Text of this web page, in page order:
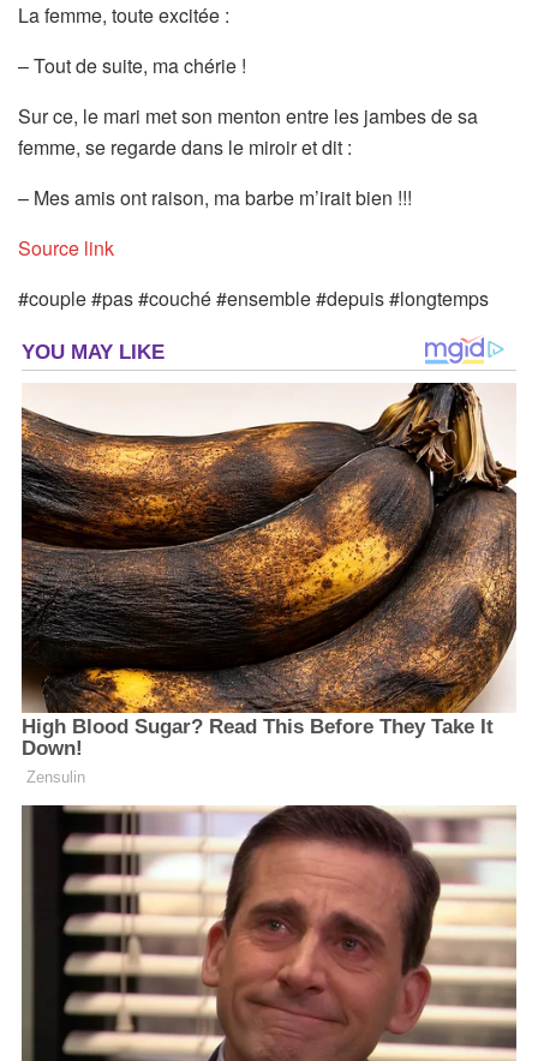
La femme, toute excitée :
– Tout de suite, ma chérie !
Sur ce, le mari met son menton entre les jambes de sa
femme, se regarde dans le miroir et dit :
– Mes amis ont raison, ma barbe m’irait bien !!!
Source link
#couple #pas #couché #ensemble #depuis #longtemps